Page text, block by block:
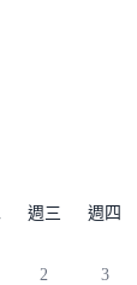
週三 週四
2 3